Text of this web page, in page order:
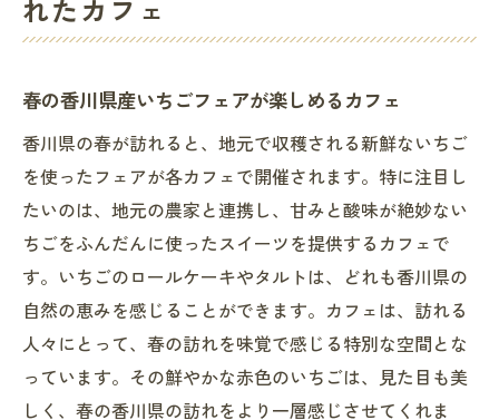
夏の海の幸を使ったシーフード料理
冬のあたたかい煮込み料理
香川県の季節の味を取り入れたパスタ
和と洋の融合を楽しめる創作料理
れたカフェ
春の香川県産いちごフェアが楽しめるカフェ
香川県の春が訪れると、地元で収穫される新鮮ないちご
を使ったフェアが各カフェで開催されます。特に注目し
たいのは、地元の農家と連携し、甘みと酸味が絶妙ない
ちごをふんだんに使ったスイーツを提供するカフェで
す。いちごのロールケーキやタルトは、どれも香川県の
自然の恵みを感じることができます。カフェは、訪れる
人々にとって、春の訪れを味覚で感じる特別な空間とな
っています。その鮮やかな赤色のいちごは、見た目も美
しく、春の香川県の訪れをより一層感じさせてくれま